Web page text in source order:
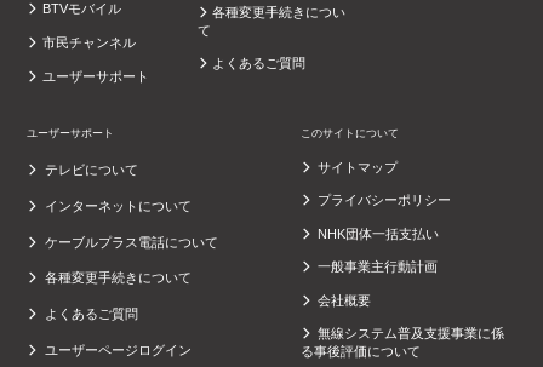
BTVモバイル
市民チャンネル
ユーザーサポート
各種変更手続きについ
て
よくあるご質問
ユーザーサポート
テレビについて
インターネットについて
ケーブルプラス電話について
各種変更手続きについて
よくあるご質問
ユーザーページログイン
このサイトについて
サイトマップ
プライバシーポリシー
NHK団体一括支払い
一般事業主行動計画
会社概要
無線システム普及支援事業に係
る事後評価について